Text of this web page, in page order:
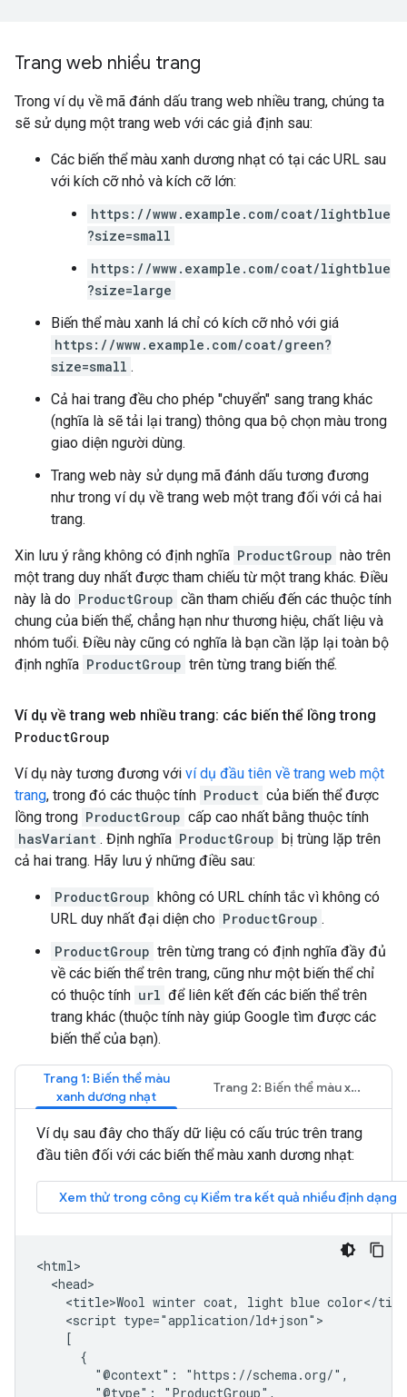
Trang web nhiều trang
Trong ví dụ về mã đánh dấu trang web nhiều trang, chúng ta
sẽ sử dụng một trang web với các giả định sau:
Các biến thể màu xanh dương nhạt có tại các URL sau
với kích cỡ nhỏ và kích cỡ lớn:
https://www.example.com/coat/lightblue
?size=small
https://www.example.com/coat/lightblue
?size=large
Biến thể màu xanh lá chỉ có kích cỡ nhỏ với giá
https://www.example.com/coat/green?
size=small .
Cả hai trang đều cho phép "chuyển" sang trang khác
(nghĩa là sẽ tải lại trang) thông qua bộ chọn màu trong
giao diện người dùng.
Trang web này sử dụng mã đánh dấu tương đương
như trong ví dụ về trang web một trang đối với cả hai
trang.
Xin lưu ý rằng không có định nghĩa ProductGroup nào trên
một trang duy nhất được tham chiếu từ một trang khác. Điều
này là do ProductGroup cần tham chiếu đến các thuộc tính
chung của biến thể, chẳng hạn như thương hiệu, chất liệu và
nhóm tuổi. Điều này cũng có nghĩa là bạn cần lặp lại toàn bộ
định nghĩa ProductGroup trên từng trang biến thể.
Ví dụ về trang web nhiều trang: các biến thể lồng trong
ProductGroup
Ví dụ này tương đương với ví dụ đầu tiên về trang web một
trang, trong đó các thuộc tính Product của biến thể được
lồng trong ProductGroup cấp cao nhất bằng thuộc tính
hasVariant . Định nghĩa ProductGroup bị trùng lặp trên
cả hai trang. Hãy lưu ý những điều sau:
ProductGroup không có URL chính tắc vì không có
URL duy nhất đại diện cho ProductGroup .
ProductGroup trên từng trang có định nghĩa đầy đủ
về các biến thể trên trang, cũng như một biến thể chỉ
có thuộc tính url để liên kết đến các biến thể trên
trang khác (thuộc tính này giúp Google tìm được các
biến thể của bạn).
Trang 1: Biến thể màu
xanh dương nhạt
Trang 2: Biến thể màu xanh lá
Ví dụ sau đây cho thấy dữ liệu có cấu trúc trên trang
đầu tiên đối với các biến thể màu xanh dương nhạt:
<html>
  <head>
<title>Wool winter coat, light blue color</
    <script type="application/ld+json">
    [
      {
        "@context": "https://schema.org/",
        "@type": "ProductGroup",